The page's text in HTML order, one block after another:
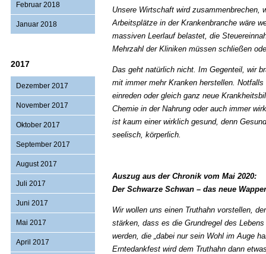
Februar 2018
Januar 2018
2017
Dezember 2017
November 2017
Oktober 2017
September 2017
August 2017
Juli 2017
Juni 2017
Mai 2017
April 2017
Unsere Wirtschaft wird zusammenbrechen,
Arbeitsplätze in der Krankenbranche wäre
massiven Leerlauf belastet, die
Mehrzahl der Kliniken müssen schließen
Das geht natürlich nicht. Im Gegenteil, wir
mit immer mehr Kranken herstellen.
einreden oder gleich ganz neue
Chemie in der Nahrung oder auch immer
ist kaum einer wirklich gesund, denn
seelisch, körperlich.
Auszug aus der Chronik vom Mai 2020:
Der Schwarze Schwan – das neue
Wir wollen uns einen Truthahn vorstellen,
stärken, dass es die Grundregel des
werden, die „dabei nur sein Wohl im Auge
Erntedankfest wird dem Truthahn dann